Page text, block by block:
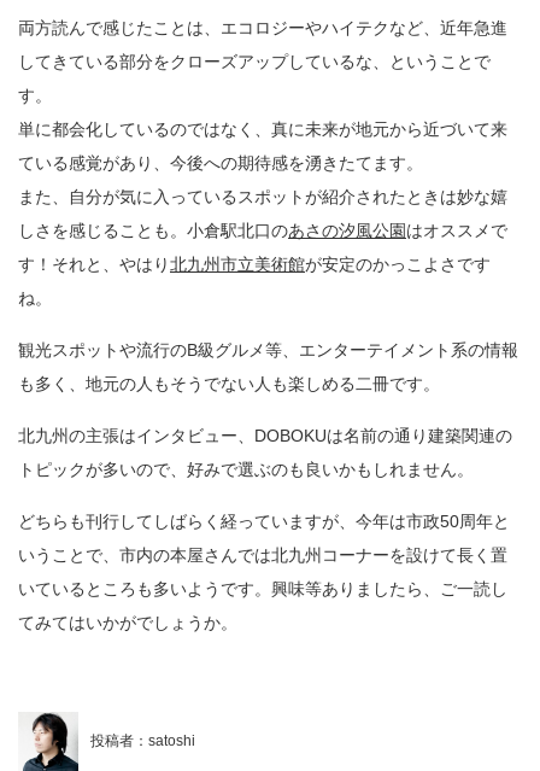
両方読んで感じたことは、エコロジーやハイテクなど、近年急進
してきている部分をクローズアップしているな、ということで
す。
単に都会化しているのではなく、真に未来が地元から近づいて来
ている感覚があり、今後への期待感を湧きたてます。
また、自分が気に入っているスポットが紹介されたときは妙な嬉
しさを感じることも。小倉駅北口のあさの汐風公園はオススメで
す！それと、やはり北九州市立美術館が安定のかっこよさです
ね。
観光スポットや流行のB級グルメ等、エンターテイメント系の情報
も多く、地元の人もそうでない人も楽しめる二冊です。
北九州の主張はインタビュー、DOBOKUは名前の通り建築関連の
トピックが多いので、好みで選ぶのも良いかもしれません。
どちらも刊行してしばらく経っていますが、今年は市政50周年と
いうことで、市内の本屋さんでは北九州コーナーを設けて長く置
いているところも多いようです。興味等ありましたら、ご一読し
てみてはいかがでしょうか。
投稿者：satoshi